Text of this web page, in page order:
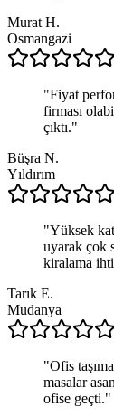
Murat H.
Osmangazi
"Fiyat
firması
çıktı."
Büşra N.
Yıldırım
"Yüksek
uyarak çok
kiralama
Tarık E.
Mudanya
"Ofis
masalar
ofise geçti."